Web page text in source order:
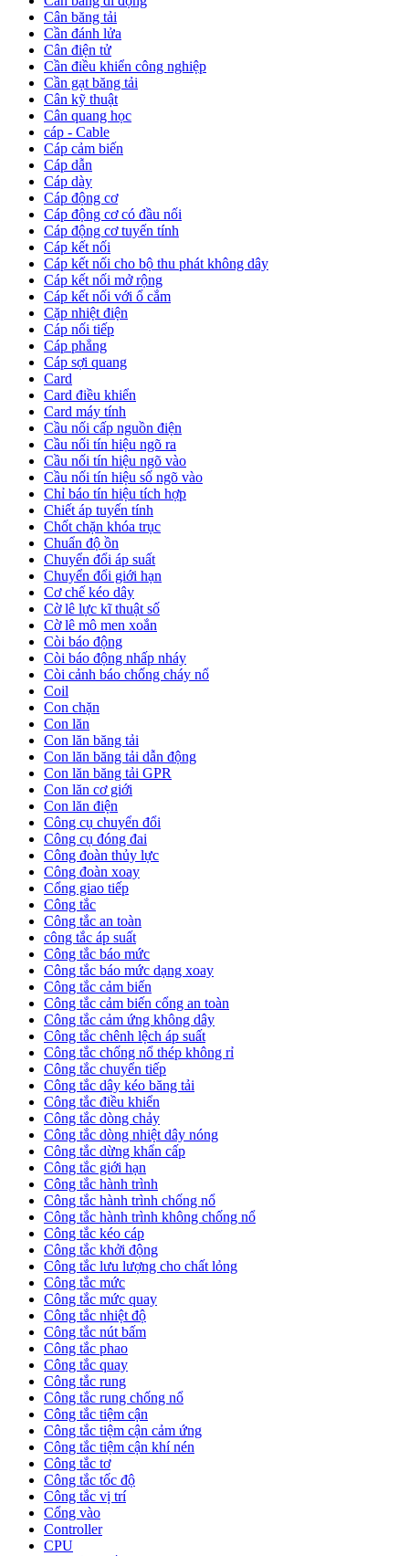
Cân băng tải
Cần đánh lửa
Cân điện tử
Cần điều khiển công nghiệp
Cần gạt băng tải
Cân kỹ thuật
Cân quang học
cáp - Cable
Cáp cảm biến
Cáp dẫn
Cáp dày
Cáp động cơ
Cáp động cơ có đầu nối
Cáp động cơ tuyến tính
Cáp kết nối
Cáp kết nối cho bộ thu phát không dây
Cáp kết nối mở rộng
Cáp kết nối với ổ cắm
Cặp nhiệt điện
Cáp nối tiếp
Cáp phẳng
Cáp sợi quang
Card
Card điều khiển
Card máy tính
Cầu nối cấp nguồn điện
Cầu nối tín hiệu ngõ ra
Cầu nối tín hiệu ngõ vào
Cầu nối tín hiệu số ngõ vào
Chỉ báo tín hiệu tích hợp
Chiết áp tuyến tính
Chốt chặn khóa trục
Chuẩn độ ồn
Chuyển đổi áp suất
Chuyển đổi giới hạn
Cơ chế kéo dây
Cờ lê lực kĩ thuật số
Cờ lê mô men xoắn
Còi báo động
Còi báo động nhấp nháy
Còi cảnh báo chống cháy nổ
Coil
Con chặn
Con lăn
Con lăn băng tải
Con lăn băng tải dẫn động
Con lăn băng tải GPR
Con lăn cơ giới
Con lăn điện
Công cụ chuyển đổi
Công cụ đóng đai
Công đoàn thủy lực
Công đoàn xoay
Cổng giao tiếp
Công tắc
Công tắc an toàn
công tắc áp suất
Công tắc báo mức
Công tắc báo mức dạng xoay
Công tắc cảm biến
Công tắc cảm biến cổng an toàn
Công tắc cảm ứng không dây
Công tắc chênh lệch áp suất
Công tắc chống nổ thép không rỉ
Công tắc chuyển tiếp
Công tắc dây kéo băng tải
Công tắc điều khiển
Công tắc dòng chảy
Công tắc dòng nhiệt dây nóng
Công tắc dừng khẩn cấp
Công tắc giới hạn
Công tắc hành trình
Công tắc hành trình chống nổ
Công tắc hành trình không chống nổ
Công tắc kéo cáp
Công tắc khởi động
Công tắc lưu lượng cho chất lỏng
Công tắc mức
Công tắc mức quay
Công tắc nhiệt độ
Công tắc nút bấm
Công tắc phao
Công tắc quay
Công tắc rung
Công tắc rung chống nổ
Công tắc tiệm cận
Công tắc tiệm cận cảm ứng
Công tắc tiệm cận khí nén
Công tắc tơ
Công tắc tốc độ
Công tắc vị trí
Cổng vào
Controller
CPU